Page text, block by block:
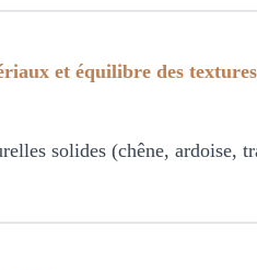
et équilibre des textures
solides (chêne,